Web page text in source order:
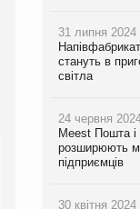
31 липня 2024
стануть в
світла
24 червня
Meest Пошта
розширюють
підприємців
30 квітня 2024